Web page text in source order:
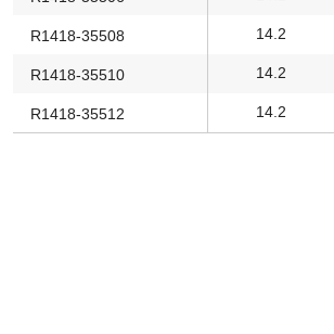
R1418-35508 14.2
R1418-35510 14.2
R1418-35512 14.2